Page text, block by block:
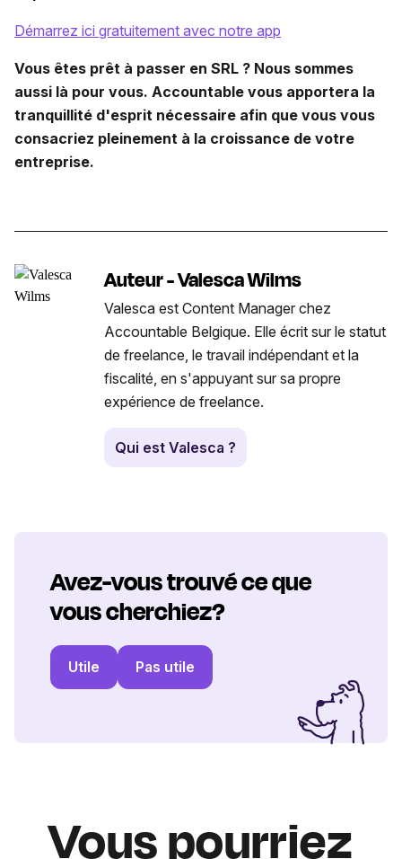
Démarrez ici gratuitement avec notre app
Vous êtes prêt à passer en SRL ? Nous sommes
aussi là pour vous. Accountable vous apportera la
tranquillité d'esprit nécessaire afin que vous vous
consacriez pleinement à la croissance de votre
entreprise.
Auteur - Valesca Wilms
Valesca est Content Manager chez
Accountable Belgique. Elle écrit sur le statut
de freelance, le travail indépendant et la
fiscalité, en s'appuyant sur sa propre
expérience de freelance.
Qui est Valesca ?
Avez-vous trouvé ce que
vous cherchiez?
Utile Pas utile
Vous pourriez